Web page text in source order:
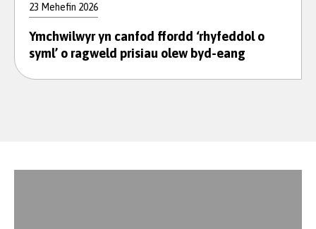
23 Mehefin 2026
Ymchwilwyr yn canfod ffordd ‘rhyfeddol o
syml’ o ragweld prisiau olew byd-eang